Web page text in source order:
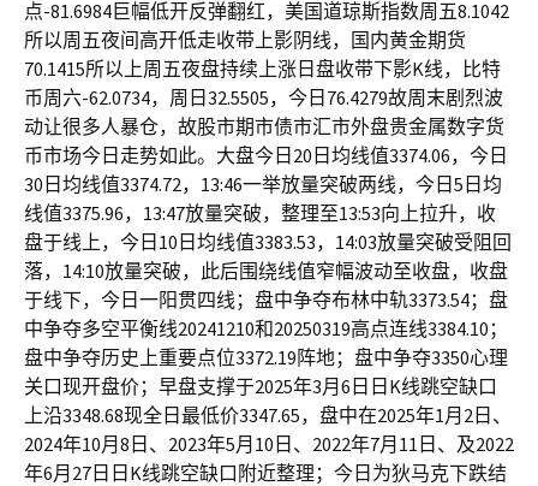
点-81.6984巨幅低开反弹翻红，美国道琼斯指数周五8.1042
所以周五夜间高开低走收带上影阴线，国内黄金期货
70.1415所以上周五夜盘持续上涨日盘收带下影K线，比特
币周六-62.0734，周日32.5505，今日76.4279故周末剧烈波
动让很多人暴仓，故股市期市债市汇市外盘贵金属数字货
币市场今日走势如此。大盘今日20日均线值3374.06，今日
30日均线值3374.72，13:46一举放量突破两线，今日5日均
线值3375.96，13:47放量突破，整理至13:53向上拉升，收
盘于线上，今日10日均线值3383.53，14:03放量突破受阻回
落，14:10放量突破，此后围绕线值窄幅波动至收盘，收盘
于线下，今日一阳贯四线；盘中争夺布林中轨3373.54；盘
中争夺多空平衡线20241210和20250319高点连线3384.10；
盘中争夺历史上重要点位3372.19阵地；盘中争夺3350心理
关口现开盘价；早盘支撑于2025年3月6日日K线跳空缺口
上沿3348.68现全日最低价3347.65，盘中在2025年1月2日、
2024年10月8日、2023年5月10日、2022年7月11日、及2022
年6月27日日K线跳空缺口附近整理；今日为狄马克下跌结